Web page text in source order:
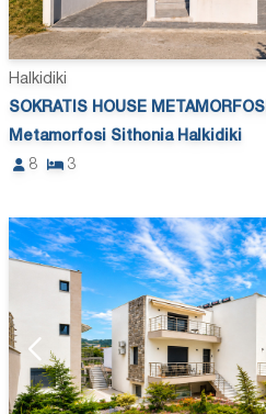
Halkidiki
SOKRATIS HOUSE METAMORFOSI
Metamorfosi Sithonia Halkidiki
8
3